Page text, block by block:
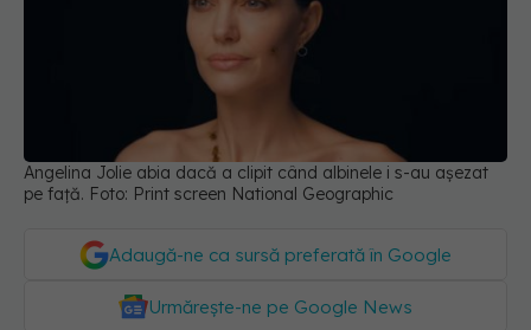
Angelina Jolie abia dacă a clipit când albinele i s-au așezat
pe față. Foto: Print screen National Geographic
Adaugă-ne ca sursă preferată în Google
Urmărește-ne pe Google News